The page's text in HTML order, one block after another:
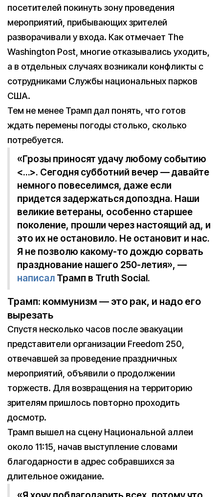
посетителей покинуть зону проведения
мероприятий, прибывающих зрителей
разворачивали у входа. Как отмечает The
Washington Post, многие отказывались уходить,
а в отдельных случаях возникали конфликты с
сотрудниками Службы национальных парков
США.
Тем не менее Трамп дал понять, что готов
ждать перемены погоды столько, сколько
потребуется.
«Грозы приносят удачу любому событию
<…>. Сегодня субботний вечер — давайте
немного повеселимся, даже если
придется задержаться допоздна. Наши
великие ветераны, особенно старшее
поколение, прошли через настоящий ад, и
это их не остановило. Не остановит и нас.
Я не позволю какому-то дождю сорвать
празднование нашего 250-летия», —
написал Трамп в Truth Social.
Трамп: коммунизм — это рак, и надо его
вырезать
Спустя несколько часов после эвакуации
представители организации Freedom 250,
отвечавшей за проведение праздничных
мероприятий, объявили о продолжении
торжеств. Для возвращения на территорию
зрителям пришлось повторно проходить
досмотр.
Трамп вышел на сцену Национальной аллеи
около 11:15, начав выступление словами
благодарности в адрес собравшихся за
длительное ожидание.